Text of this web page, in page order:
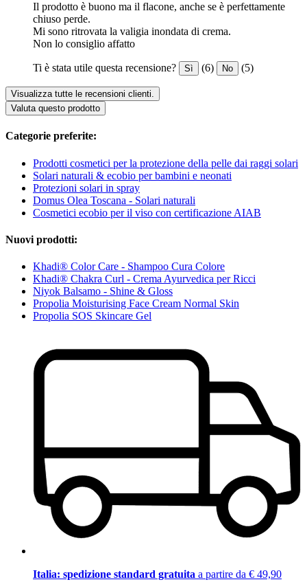
Il prodotto è buono ma il flacone, anche se è perfettamente
chiuso perde.
Mi sono ritrovata la valigia inondata di crema.
Non lo consiglio affatto
Ti è stata utile questa recensione? Sì (6) No (5)
Visualizza tutte le recensioni clienti.
Valuta questo prodotto
Categorie preferite:
Prodotti cosmetici per la protezione della pelle dai raggi solari
Solari naturali & ecobio per bambini e neonati
Protezioni solari in spray
Domus Olea Toscana - Solari naturali
Cosmetici ecobio per il viso con certificazione AIAB
Nuovi prodotti:
Khadi® Color Care - Shampoo Cura Colore
Khadi® Chakra Curl - Crema Ayurvedica per Ricci
Niyok Balsamo - Shine & Gloss
Propolia Moisturising Face Cream Normal Skin
Propolia SOS Skincare Gel
Italia: spedizione standard gratuita a partire da € 49,90